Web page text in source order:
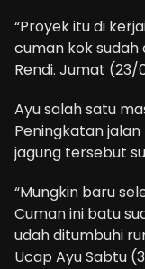
“Proyek itu di
cuman kok
Rendi. Jumat (23/
Ayu salah satu
Peningkatan
jagung tersebut
“Mungkin baru
Cuman ini batu
udah ditumbuhi
Ucap Ayu Sabtu